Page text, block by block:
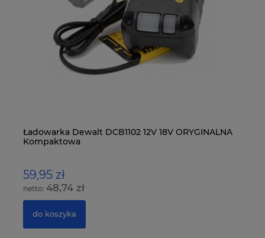
Ładowarka Dewalt DCB1102 12V 18V ORYGINALNA
Kompaktowa
59,95 zł
48,74 zł
do koszyka